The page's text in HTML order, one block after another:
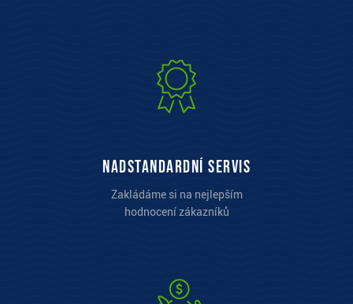
Nadstandardní servis
Zakládáme si na nejlepším
hodnocení zákazníků